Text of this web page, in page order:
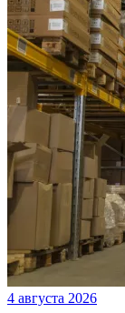
4 августа 2026